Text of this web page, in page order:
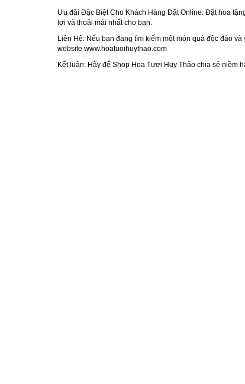
Ưu đãi Đặc Biệt Cho Khách Hàng Đặt Online: Đặt hoa
lợi và thoải mái nhất cho bạn.
Liên Hệ: Nếu bạn đang tìm kiếm một món quà độc đáo
website www.hoatuoihuythao.com
Kết luận: Hãy để Shop Hoa Tươi Huy Thảo chia sẻ niềm